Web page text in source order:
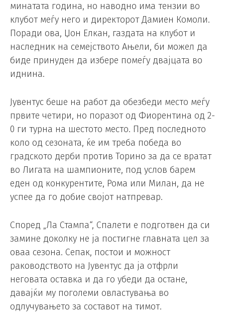
минатата година, но наводно има тензии во
клубот меѓу него и директорот Дамиен Комоли.
Поради ова, Џон Елкан, газдата на клубот и
наследник на семејството Ањели, би можел да
биде принуден да избере помеѓу двајцата во
иднина.
Јувентус беше на работ да обезбеди место меѓу
првите четири, но поразот од Фиорентина од 2-
0 ги турна на шестото место. Пред последното
коло од сезоната, ќе им треба победа во
градското дерби против Торино за да се вратат
во Лигата на шампионите, под услов барем
еден од конкурентите, Рома или Милан, да не
успее да го добие својот натпревар.
Според „Ла Стампа“, Спалети е подготвен да си
замине доколку не ја постигне главната цел за
оваа сезона. Сепак, постои и можност
раководството на Јувентус да ја отфрли
неговата оставка и да го убеди да остане,
давајќи му поголеми овластувања во
одлучувањето за составот на тимот.